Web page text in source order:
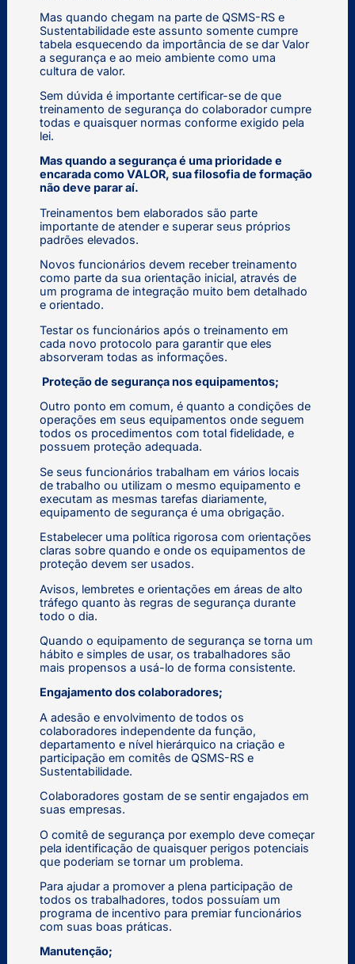
Mas quando chegam na parte de QSMS-RS e
Sustentabilidade este assunto somente cumpre
tabela esquecendo da importância de se dar Valor
a segurança e ao meio ambiente como uma
cultura de valor.
Sem dúvida é importante certificar-se de que
treinamento de segurança do colaborador cumpre
todas e quaisquer normas conforme exigido pela
lei.
Mas quando a segurança é uma prioridade e
encarada como VALOR, sua filosofia de formação
não deve parar aí.
Treinamentos bem elaborados são parte
importante de atender e superar seus próprios
padrões elevados.
Novos funcionários devem receber treinamento
como parte da sua orientação inicial, através de
um programa de integração muito bem detalhado
e orientado.
Testar os funcionários após o treinamento em
cada novo protocolo para garantir que eles
absorveram todas as informações.
Proteção de segurança nos equipamentos;
Outro ponto em comum, é quanto a condições de
operações em seus equipamentos onde seguem
todos os procedimentos com total fidelidade, e
possuem proteção adequada.
Se seus funcionários trabalham em vários locais
de trabalho ou utilizam o mesmo equipamento e
executam as mesmas tarefas diariamente,
equipamento de segurança é uma obrigação.
Estabelecer uma política rigorosa com orientações
claras sobre quando e onde os equipamentos de
proteção devem ser usados.
Avisos, lembretes e orientações em áreas de alto
tráfego quanto às regras de segurança durante
todo o dia.
Quando o equipamento de segurança se torna um
hábito e simples de usar, os trabalhadores são
mais propensos a usá-lo de forma consistente.
Engajamento dos colaboradores;
A adesão e envolvimento de todos os
colaboradores independente da função,
departamento e nível hierárquico na criação e
participação em comitês de QSMS-RS e
Sustentabilidade.
Colaboradores gostam de se sentir engajados em
suas empresas.
O comitê de segurança por exemplo deve começar
pela identificação de quaisquer perigos potenciais
que poderiam se tornar um problema.
Para ajudar a promover a plena participação de
todos os trabalhadores, todos possuíam um
programa de incentivo para premiar funcionários
com suas boas práticas.
Manutenção;